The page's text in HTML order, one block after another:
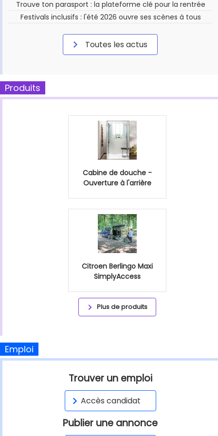
Trouve ton parasport : la plateforme clé pour la rentrée
Festivals inclusifs : l'été 2026 ouvre ses scènes à tous
Toutes les actus
Produits
Cabine de douche -
Ouverture à l'arrière
Citroen Berlingo Maxi
SimplyAccess
Plus de produits
Emploi
Trouver un emploi
Accès candidat
Publier une annonce